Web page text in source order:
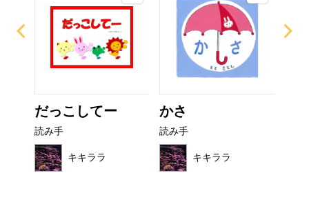
だっこしてー
読み手
キキララ
かさ
読み手
キキララ